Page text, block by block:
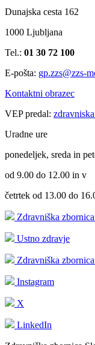
Dunajska cesta 162
1000 Ljubljana
Tel.: 01 30 72 100
E-pošta: gp.zzs@zzs-
Kontaktni obrazec
VEP predal:
Uradne ure
ponedeljek, sreda in
od 9.00 do 12.00 in v
četrtek od 13.00 do
Zdravniška
Ustno zdravje
Zdravniška
Instagram
X
LinkedIn